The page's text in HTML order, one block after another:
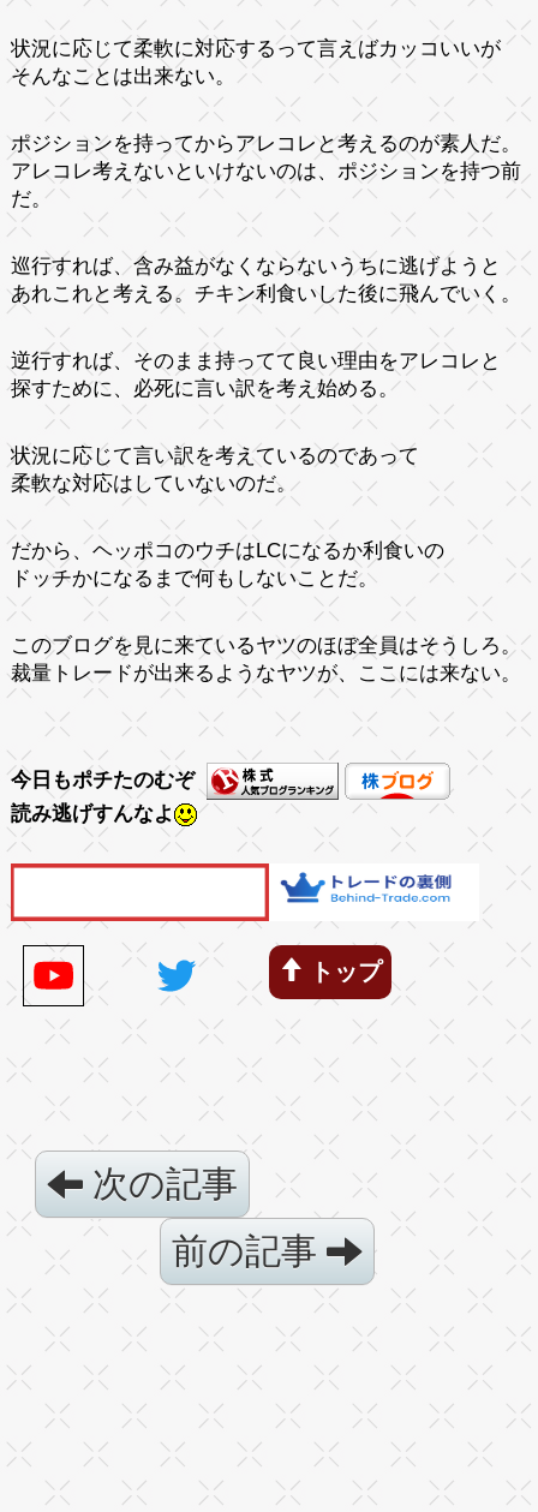
状況に応じて柔軟に対応するって言えばカッコいいが
そんなことは出来ない。
ポジションを持ってからアレコレと考えるのが素人だ。
アレコレ考えないといけないのは、ポジションを持つ前
だ。
巡行すれば、含み益がなくならないうちに逃げようと
あれこれと考える。チキン利食いした後に飛んでいく。
逆行すれば、そのまま持ってて良い理由をアレコレと
探すために、必死に言い訳を考え始める。
状況に応じて言い訳を考えているのであって
柔軟な対応はしていないのだ。
だから、ヘッポコのウチはLCになるか利食いの
ドッチかになるまで何もしないことだ。
このブログを見に来ているヤツのほぼ全員はそうしろ。
裁量トレードが出来るようなヤツが、ここには来ない。
今日もポチたのむぞ
読み逃げすんなよ
トップ
次の記事
前の記事